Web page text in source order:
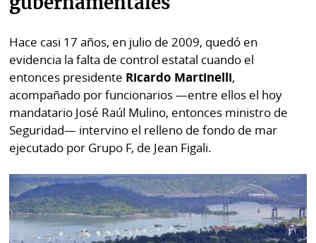
gubernamentales
Hace casi 17 años, en julio de 2009, quedó en
evidencia la falta de control estatal cuando el
entonces presidente Ricardo Martinelli,
acompañado por funcionarios —entre ellos el hoy
mandatario José Raúl Mulino, entonces ministro de
Seguridad— intervino el relleno de fondo de mar
ejecutado por Grupo F, de Jean Figali.